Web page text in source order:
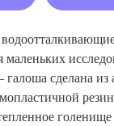
маленьких
галоша сделана